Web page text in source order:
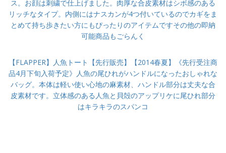
ス。お顔は刺繍で仕上げました。肉厚な合皮素材はシボ感のある
リッチなタイプ。内側にはナスカンが4つ付いているのでカギをま
とめて持ち歩きたい方にもぴったりのアイテムですその他の即納
可能商品もごらんく
【FLAPPER】人魚トート【先行販売】【2014春夏】《先行受注商
品4月下旬入荷予定》人魚の尾ひれがハンドルになったおしゃれな
バッグ。本体は軽い使い心地の麻素材、ハンドル部分は丈夫な合
皮素材です。立体感のある人魚と貝殻のアップリケに尾ひれ部分
はキラキラのスパンコ